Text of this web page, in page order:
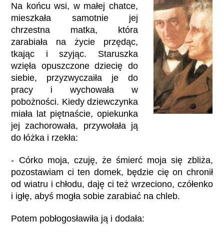
Na końcu wsi, w małej chatce,
mieszkała samotnie jej
chrzestna matka, która
zarabiała na życie przędąc,
tkając i szyjąc. Staruszka
wzięła opuszczone dziecię do
siebie, przyzwyczaiła je do
pracy i wychowała w
pobożności. Kiedy dziewczynka
miała lat piętnaście, opiekunka
jej zachorowała, przywołała ją
do łóżka i rzekła:
- Córko moja, czuję, że śmierć moja się zbliża,
pozostawiam ci ten domek, będzie cię on chronił
od wiatru i chłodu, daję ci też wrzeciono, czółenko
i igłę, abyś mogła sobie zarabiać na chleb.
Potem pobłogosławiła ją i dodała: